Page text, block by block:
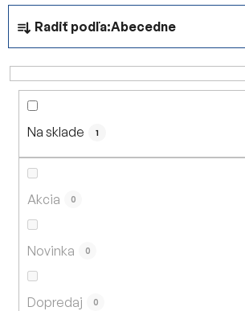
R
d
e
n
Radiť podľa:Abecedne
Na sklade 1
Akcia 0
Novinka 0
Dopredaj 0